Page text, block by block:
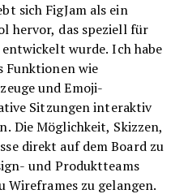
sich FigJam als ein
hervor, das speziell für
wurde. Ich habe
Funktionen wie
und Emoji-
Sitzungen interaktiv
Die Möglichkeit, Skizzen,
direkt auf dem Board zu
und Produktteams
Wireframes zu gelangen.